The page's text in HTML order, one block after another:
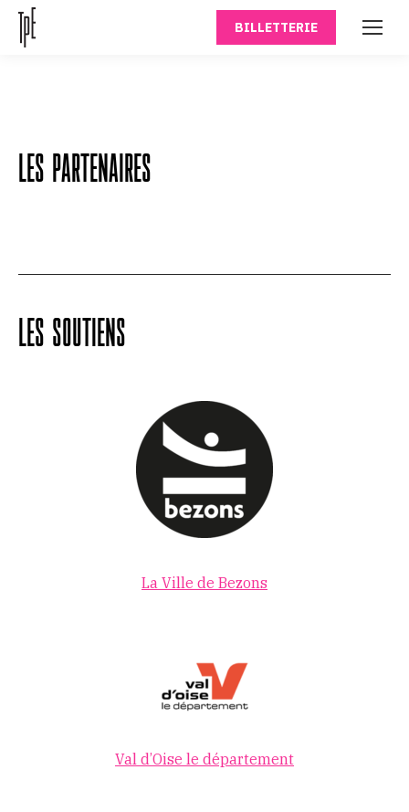
BILLETTERIE
LES PARTENAIRES
LES SOUTIENS
La Ville de Bezons
Val d’Oise le département